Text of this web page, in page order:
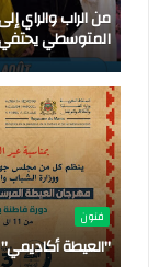
من الراب والراي
المتوسطي يحتفي
فنون
"العيطة